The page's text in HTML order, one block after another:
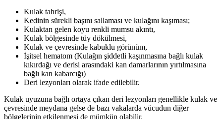
Kulak tahrişi,
Kedinin sürekli başını sallaması ve kulağını kaşıması;
Kulaktan gelen koyu renkli mumsu akıntı,
Kulak bölgesinde tüy dökülmesi,
Kulak ve çevresinde kabuklu görünüm,
İşitsel hematom (Kulağın şiddetli kaşınmasına bağlı kulak
kıkırdağı ve derisi arasındaki kan damarlarının yırtılmasına
bağlı kan kabarcığı)
Deri lezyonları olarak ifade edilebilir.
Kulak uyuzuna bağlı ortaya çıkan deri lezyonları genellikle kulak ve
çevresinde meydana gelse de bazı vakalarda vücudun diğer
bölgelerinin etkilenmesi de mümkün olabilir.